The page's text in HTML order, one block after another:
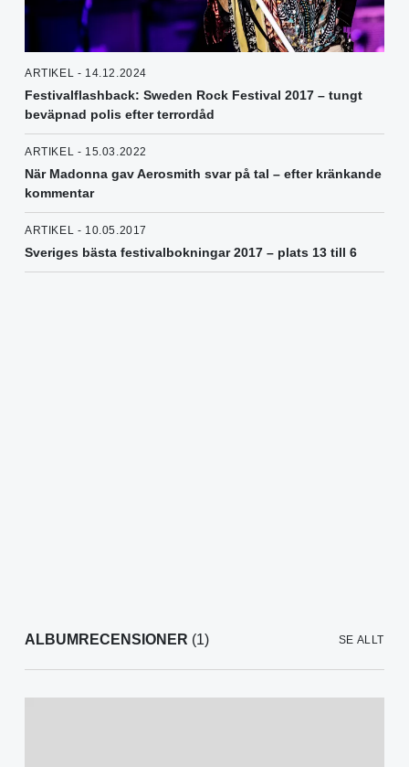
ARTIKEL - 14.12.2024
Festivalflashback: Sweden Rock Festival 2017 – tungt
beväpnad polis efter terrordåd
ARTIKEL - 15.03.2022
När Madonna gav Aerosmith svar på tal – efter kränkande
kommentar
ARTIKEL - 10.05.2017
Sveriges bästa festivalbokningar 2017 – plats 13 till 6
ALBUMRECENSIONER (1) SE ALLT